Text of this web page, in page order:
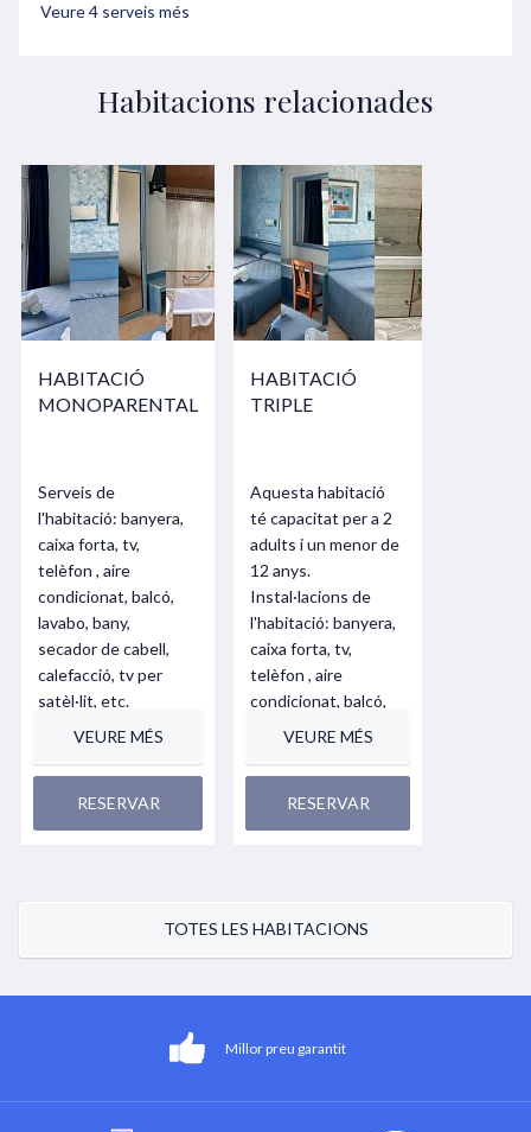
Veure 4 serveis més
Habitacions relacionades
HABITACIÓ
MONOPARENTAL
Serveis de
l'habitació: banyera,
caixa forta, tv,
telèfon , aire
condicionat, balcó,
lavabo, bany,
secador de cabell,
calefacció, tv per
satèl·lit, etc.
VEURE MÉS
RESERVAR
HABITACIÓ
TRIPLE
Aquesta habitació
té capacitat per a 2
adults i un menor de
12 anys.
Instal·lacions de
l'habitació: banyera,
caixa forta, tv,
telèfon , aire
condicionat, balcó,
lavabo, bany, ...
VEURE MÉS
RESERVAR
TOTES LES HABITACIONS
Millor preu garantit